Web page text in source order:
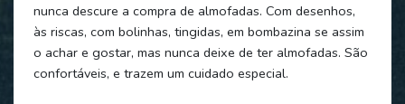
nunca descure a compra de almofadas. Com desenhos,
às riscas, com bolinhas, tingidas, em bombazina se assim
o achar e gostar, mas nunca deixe de ter almofadas. São
confortáveis, e trazem um cuidado especial.